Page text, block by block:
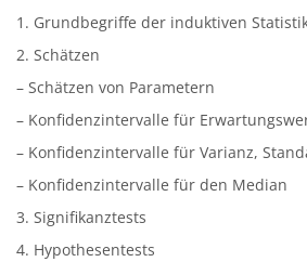
1. Grundbegriffe der induktiven
2. Schätzen
– Schätzen von Parametern
– Konfidenzintervalle für
– Konfidenzintervalle für Varianz,
– Konfidenzintervalle für den Median
3. Signifikanztests
4. Hypothesentests